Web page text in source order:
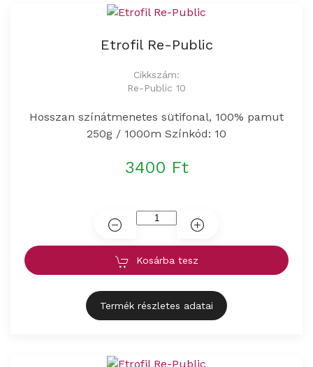
Etrofil Re-Public
Cikkszám:
Re-Public 10
Hosszan színátmenetes sütifonal, 100% pamut
250g / 1000m Színkód: 10
3400 Ft
Kosárba tesz
Termék részletes adatai